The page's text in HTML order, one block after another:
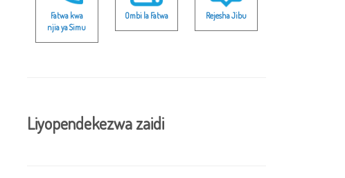
Fatwa kwa
njia ya Simu
Ombi la Fatwa Rejesha Jibu
Liyopendekezwa zaidi